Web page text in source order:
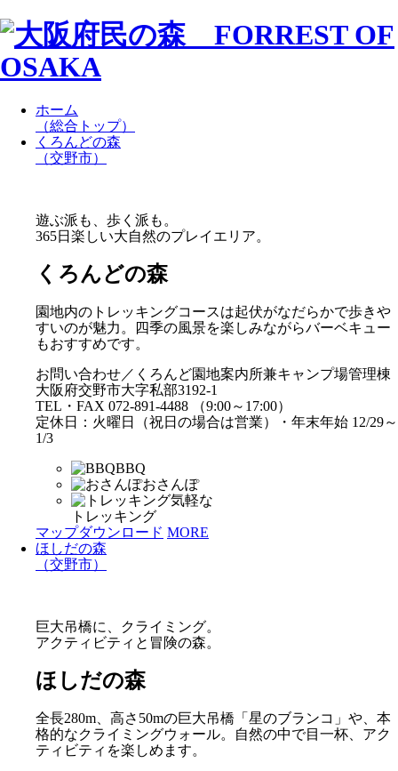
ホーム
（総合トップ）
くろんどの森
（交野市）
遊ぶ派も、歩く派も。
365日楽しい大自然のプレイエリア。
くろんどの森
園地内のトレッキングコースは起伏がなだらかで歩きや
すいのが魅力。四季の風景を楽しみながらバーベキュー
もおすすめです。
お問い合わせ／くろんど園地案内所兼キャンプ場管理棟
大阪府交野市大字私部3192-1
TEL・FAX 072-891-4488 （9:00～17:00）
定休日：火曜日（祝日の場合は営業）・年末年始 12/29～
1/3
BBQ
おさんぽ
気軽な
トレッキング
マップダウンロード MORE
ほしだの森
（交野市）
巨大吊橋に、クライミング。
アクティビティと冒険の森。
ほしだの森
全長280m、高さ50mの巨大吊橋「星のブランコ」や、本
格的なクライミングウォール。自然の中で目一杯、アク
ティビティを楽しめます。